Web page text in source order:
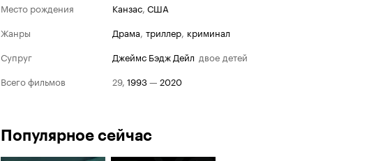
Место рождения
Канзас, США
Жанры
драма, триллер, криминал
Супруг
Джеймс Бэдж Дейл двое детей
Всего фильмов
29, 1993— 2020
Популярное сейчас